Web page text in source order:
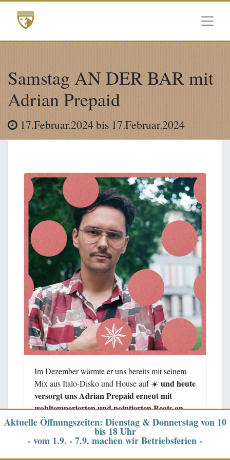
Samstag AN DER BAR mit
Adrian Prepaid
17.Februar.2024bis 17.Februar.2024
Im Dezember wärmte er uns bereits mit seinem
Mix aus Italo-Disko und House auf ☀️ und heute
versorgt uns Adrian Prepaid erneut mit
wohltemperierten und pointierten Beats an
unserer Bar.✨ Dazu könnt ihr Euch wie immer
mit unserer bunten Spielesammlung vergnügen
und unsere Köstlichkeiten vom Tresen genießen
🍹✨
Aktuelle Öffnungszeiten: Dienstag & Donnerstag von 10
bis 18 Uhr
- vom 1.9. - 7.9. machen wir Betriebsferien -